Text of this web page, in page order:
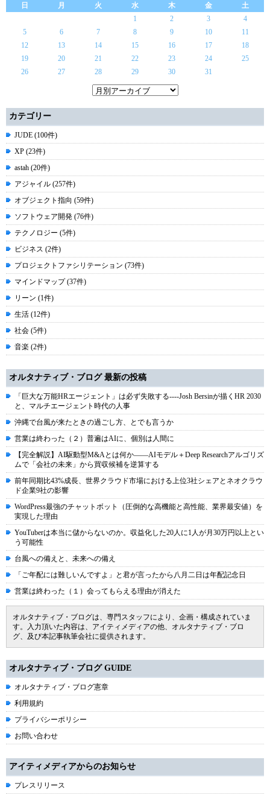
日
月 火 水 木 金
土
1
2 3
4
5
6 7 8 9 10
11
12
13 14 15 16 17
18
19
20 21 22 23 24
25
26
27 28 29 30 31
カテゴリー
JUDE (100件)
XP (23件)
astah (20件)
アジャイル (257件)
オブジェクト指向 (59件)
ソフトウェア開発 (76件)
テクノロジー (5件)
ビジネス (2件)
プロジェクトファシリテーション (73件)
マインドマップ (37件)
リーン (1件)
生活 (12件)
社会 (5件)
音楽 (2件)
オルタナティブ・ブログ 最新の投稿
「巨大な万能HRエージェント」は必ず失敗する----Josh Bersinが描くHR 2030
と、マルチエージェント時代の人事
沖縄で台風が来たときの過ごし方、とでも言うか
営業は終わった（２）普遍はAIに、個別は人間に
【完全解説】AI駆動型M&Aとは何か――AIモデル＋Deep Researchアルゴリズ
ムで「会社の未来」から買収候補を逆算する
前年同期比43%成長、世界クラウド市場における上位3社シェアとネオクラウ
ド企業9社の影響
WordPress最強のチャットボット（圧倒的な高機能と高性能、業界最安値）を
実現した理由
YouTuberは本当に儲からないのか。収益化した20人に1人が月30万円以上とい
う可能性
台風への備えと、未来への備え
「ご年配には難しいんですよ」と君が言ったから八月二日は年配記念日
営業は終わった（１）会ってもらえる理由が消えた
オルタナティブ・ブログは、専門スタッフにより、企画・構成されていま
す。入力頂いた内容は、アイティメディアの他、オルタナティブ・ブロ
グ、及び本記事執筆会社に提供されます。
オルタナティブ・ブログ GUIDE
オルタナティブ・ブログ憲章
利用規約
プライバシーポリシー
お問い合わせ
アイティメディアからのお知らせ
プレスリリース